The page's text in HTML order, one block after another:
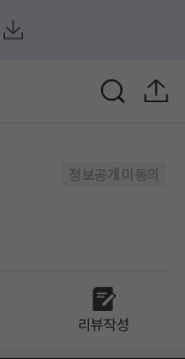
정보공개 미동의
리뷰작성